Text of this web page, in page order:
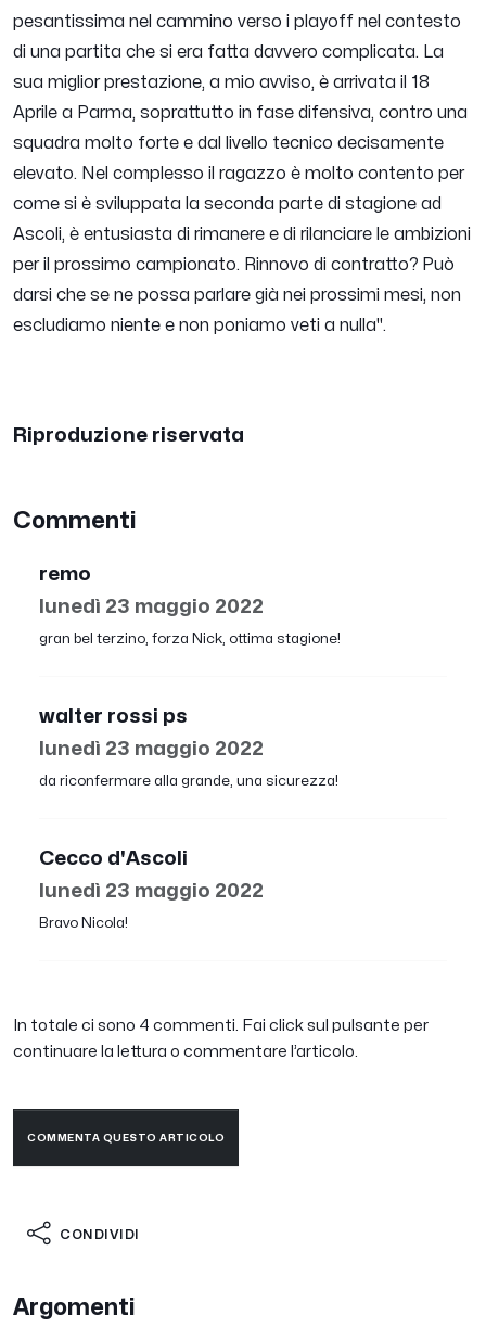
pesantissima nel cammino verso i playoff nel contesto
di una partita che si era fatta davvero complicata. La
sua miglior prestazione, a mio avviso, è arrivata il 18
Aprile a Parma, soprattutto in fase difensiva, contro una
squadra molto forte e dal livello tecnico decisamente
elevato. Nel complesso il ragazzo è molto contento per
come si è sviluppata la seconda parte di stagione ad
Ascoli, è entusiasta di rimanere e di rilanciare le ambizioni
per il prossimo campionato. Rinnovo di contratto? Può
darsi che se ne possa parlare già nei prossimi mesi, non
escludiamo niente e non poniamo veti a nulla".
Riproduzione riservata
Commenti
remo
lunedì 23 maggio 2022
gran bel terzino, forza Nick, ottima stagione!
walter rossi ps
lunedì 23 maggio 2022
da riconfermare alla grande, una sicurezza!
Cecco d'Ascoli
lunedì 23 maggio 2022
Bravo Nicola!
In totale ci sono 4 commenti. Fai click sul pulsante per
continuare la lettura o commentare l’articolo.
COMMENTA QUESTO ARTICOLO
CONDIVIDI
Argomenti